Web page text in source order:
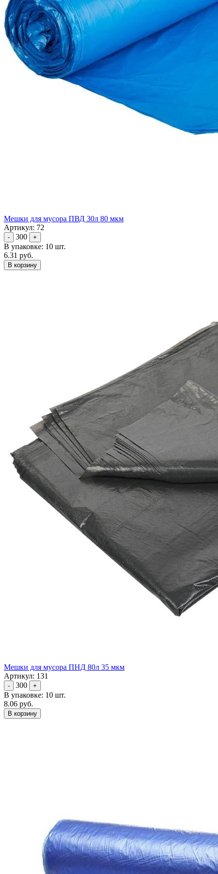
Мешки для мусора ПВД 30л 80 мкм
Артикул: 72
- 300 +
В упаковке: 10 шт.
6.31 руб.
В корзину
Мешки для мусора ПНД 80л 35 мкм
Артикул: 131
- 300 +
В упаковке: 10 шт.
8.06 руб.
В корзину